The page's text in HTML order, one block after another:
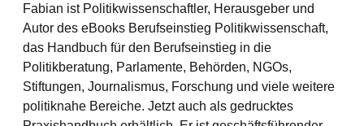
Fabian ist Politikwissenschaftler, Herausgeber und
Autor des eBooks Berufseinstieg Politikwissenschaft,
das Handbuch für den Berufseinstieg in die
Politikberatung, Parlamente, Behörden, NGOs,
Stiftungen, Journalismus, Forschung und viele weitere
politiknahe Bereiche. Jetzt auch als gedrucktes